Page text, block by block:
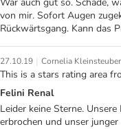
von mir. Sofort Augen
Rückwärtsgang. Kann das
27.10.19 | Cornelia Kleinsteuber
This is a stars rating area
Felini Renal
Leider keine Sterne.
erbrochen und unser